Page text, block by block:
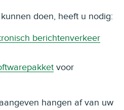
doen, heeft u nodig:
berichtenverkeer
voor
hangen af van uw